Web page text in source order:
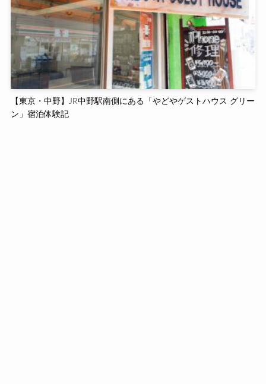
【東京・中野】JR中野駅南側にある「やどやゲストハウス グリー
ン」宿泊体験記